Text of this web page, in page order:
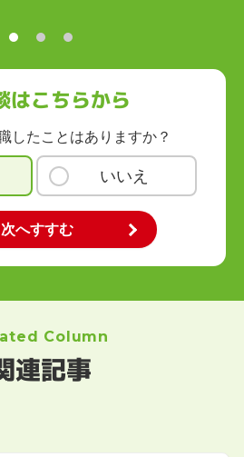
はこちらから
したことはありますか？
いいえ
Column
連記事